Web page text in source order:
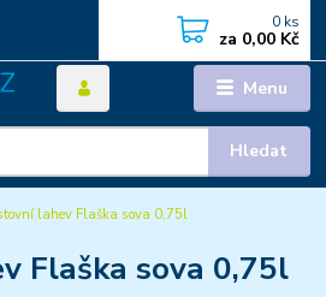
Menu
Hledat
0 ks
za 0,00 Kč
lahev Flaška sova 0,75l
Flaška sova 0,75l